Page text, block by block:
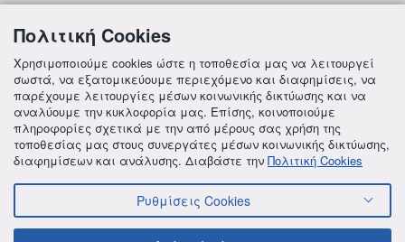
ΒΟΗΘΕΙΑ
ΠΛΗΡΟΦΟΡΙΕΣ
© 2018 FREZYDERM A.B.Ε.E. ALL RIGHTS RESERVED
Πολιτική Cookies
Χρησιμοποιούμε cookies ώστε η τοποθεσία μας να λειτουργεί
σωστά, να εξατομικεύουμε περιεχόμενο και διαφημίσεις, να
παρέχουμε λειτουργίες μέσων κοινωνικής δικτύωσης και να
αναλύουμε την κυκλοφορία μας. Επίσης, κοινοποιούμε
πληροφορίες σχετικά με την από μέρους σας χρήση της
τοποθεσίας μας στους συνεργάτες μέσων κοινωνικής δικτύωσης,
διαφημίσεων και ανάλυσης. Διαβάστε την Πολιτική Cookies
Ρυθμίσεις Cookies